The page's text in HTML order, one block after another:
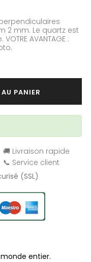
2 mm. Le quartz est
AVANTAGE :
PANIER
🚚 Livraison rapide
📞 Service client
(SSL)
entier.